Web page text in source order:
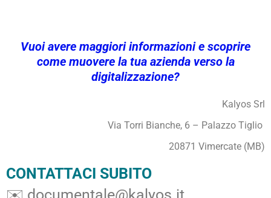
Vuoi avere maggiori informazioni e scoprire
come muovere la tua azienda verso la
digitalizzazione?
Kalyos Srl
Via Torri Bianche, 6 – Palazzo Tiglio
20871 Vimercate (MB)
CONTATTACI SUBITO